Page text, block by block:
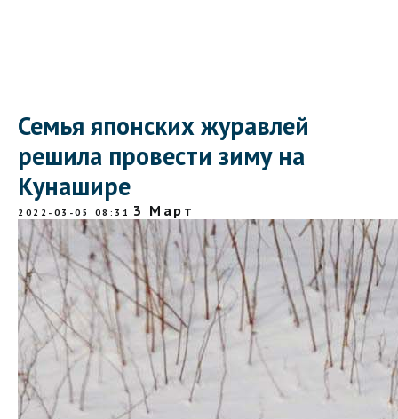
Семья японских журавлей
решила провести зиму на
Кунашире
2022-03-05 08:31 3 Март